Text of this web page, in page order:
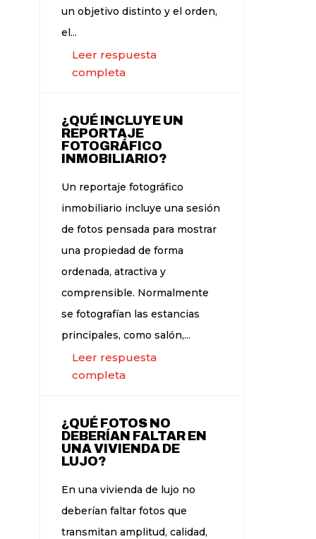
un objetivo distinto y el orden,
el...
Leer respuesta
completa
¿QUÉ INCLUYE UN
REPORTAJE
FOTOGRÁFICO
INMOBILIARIO?
Un reportaje fotográfico
inmobiliario incluye una sesión
de fotos pensada para mostrar
una propiedad de forma
ordenada, atractiva y
comprensible. Normalmente
se fotografían las estancias
principales, como salón,...
Leer respuesta
completa
¿QUÉ FOTOS NO
DEBERÍAN FALTAR EN
UNA VIVIENDA DE
LUJO?
En una vivienda de lujo no
deberían faltar fotos que
transmitan amplitud, calidad,